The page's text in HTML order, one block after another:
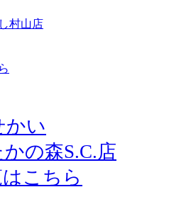
村山店
かい
の森S.C.店
こちら